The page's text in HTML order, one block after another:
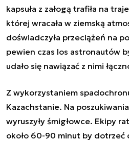
kapsuła z załogą trafiła na
której wracała w ziemską
doświadczyła przeciążeń na
pewien czas los astronautów
udało się nawiązać z nimi
Z wykorzystaniem
Kazachstanie. Na
wyruszyły śmigłowce. Ekipy
około 60-90 minut by dotrzeć